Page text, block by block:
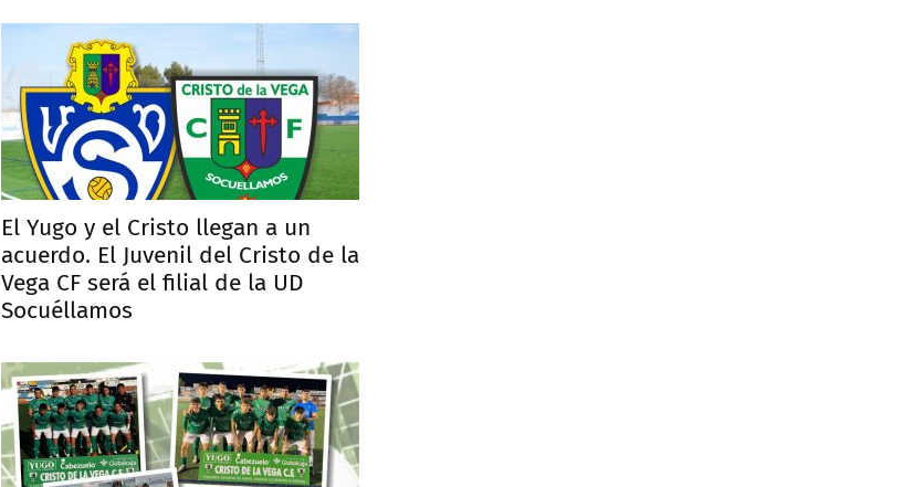
El Yugo y el Cristo llegan a un
acuerdo. El Juvenil del Cristo de la
Vega CF será el filial de la UD
Socuéllamos